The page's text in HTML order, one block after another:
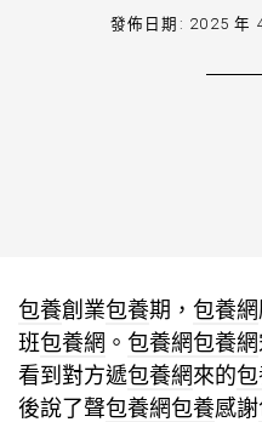
發佈日期: 2025 年
包養創業包養期， 包養網
班包養網 。 包養網包養網
看到對方遞包養網來的
後說了聲包養網包養感謝